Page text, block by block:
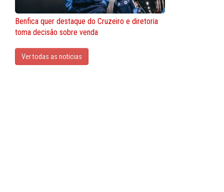
Benfica quer destaque do Cruzeiro e diretoria
toma decisão sobre venda
Ver todas as noticias